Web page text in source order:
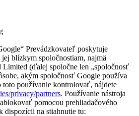
Prevádzkovateľ poskytuje
blízkym spoločnostiam, najmä
Limited (ďalej spoločne len „spoločnosť
akým spoločnosť Google používa
toto používanie kontrolovať, nájdete
privacy/partners. Používanie nástroja
pomocou prehliadačového
dispozícii na stiahnutie tu: